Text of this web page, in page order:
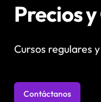
Precios
Cursos regulares
Contáctanos